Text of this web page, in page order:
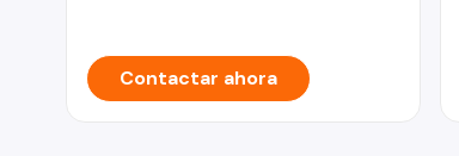
Contactar ahora